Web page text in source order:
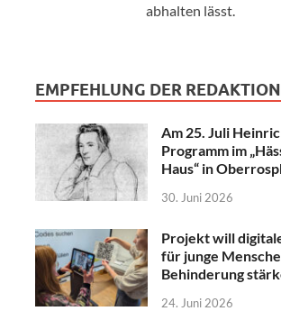
abhalten lässt.
EMPFEHLUNG DER REDAKTION
Am 25. Juli
Programm im
Haus“ in
30. Juni 2026
Projekt will
für junge
Behinderung
24. Juni 2026